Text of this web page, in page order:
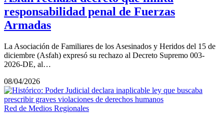
responsabilidad penal de Fuerzas
Armadas
La Asociación de Familiares de los Asesinados y Heridos del 15 de
diciembre (Asfah) expresó su rechazo al Decreto Supremo 003-
2026-DE, al…
08/04/2026
Red de Medios Regionales